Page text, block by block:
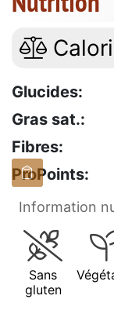
Glucides:
Gras sat.:
Fibres:
ProPoints:
Information
Sans
gluten